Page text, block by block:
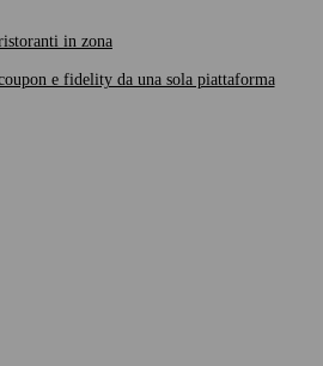
in zona
e fidelity da una sola piattaforma